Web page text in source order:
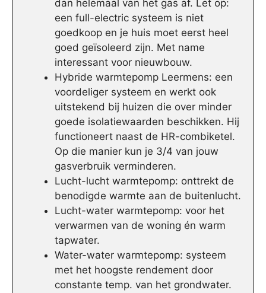
dan helemaal van het gas af. Let op:
een full-electric systeem is niet
goedkoop en je huis moet eerst heel
goed geïsoleerd zijn. Met name
interessant voor nieuwbouw.
Hybride warmtepomp Leermens: een
voordeliger systeem en werkt ook
uitstekend bij huizen die over minder
goede isolatiewaarden beschikken. Hij
functioneert naast de HR-combiketel.
Op die manier kun je 3/4 van jouw
gasverbruik verminderen.
Lucht-lucht warmtepomp: onttrekt de
benodigde warmte aan de buitenlucht.
Lucht-water warmtepomp: voor het
verwarmen van de woning én warm
tapwater.
Water-water warmtepomp: systeem
met het hoogste rendement door
constante temp. van het grondwater.